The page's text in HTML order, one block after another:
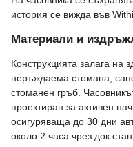
история се вижда във
Материали и
Конструкцията залага на
неръждаема стомана,
стоманен гръб.
проектиран за активен
осигуряваща до 30 дни
около 2 часа чрез док